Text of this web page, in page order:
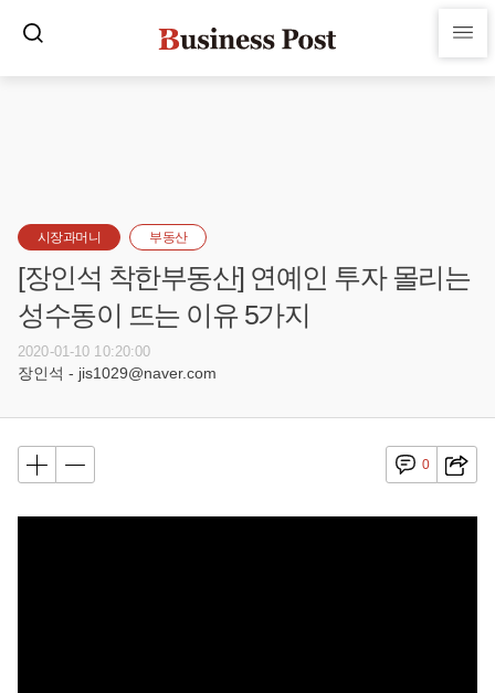
시장과머니 부동산
[장인석 착한부동산] 연예인 투자 몰리는
성수동이 뜨는 이유 5가지
2020-01-10 10:20:00
장인석 - jis1029@naver.com
0